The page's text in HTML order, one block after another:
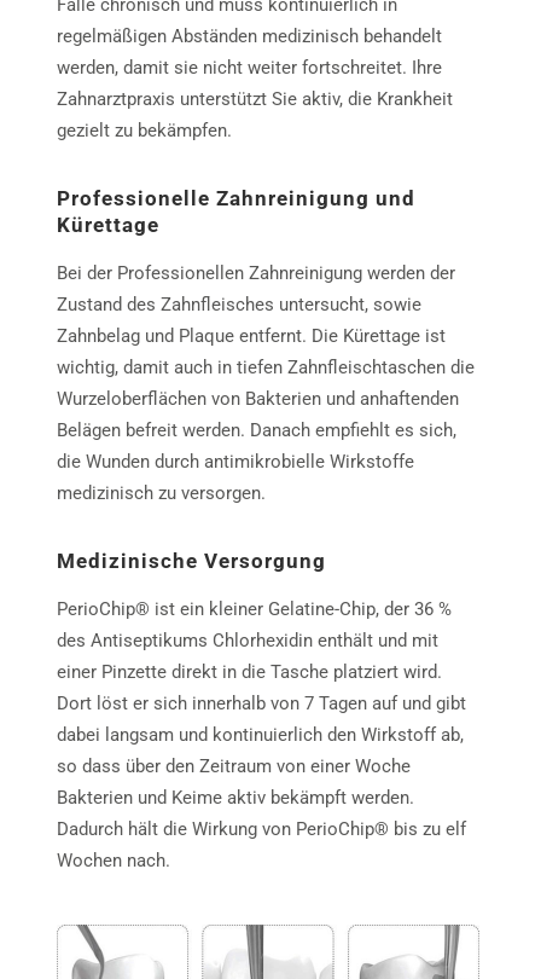
Fälle chronisch und muss kontinuierlich in
regelmäßigen Abständen medizinisch behandelt
werden, damit sie nicht weiter fortschreitet. Ihre
Zahnarztpraxis unterstützt Sie aktiv, die Krankheit
gezielt zu bekämpfen.
Professionelle Zahnreinigung und
Kürettage
Bei der Professionellen Zahnreinigung werden der
Zustand des Zahnfleisches untersucht, sowie
Zahnbelag und Plaque entfernt. Die Kürettage ist
wichtig, damit auch in tiefen Zahnfleischtaschen die
Wurzeloberflächen von Bakterien und anhaftenden
Belägen befreit werden. Danach empfiehlt es sich,
die Wunden durch antimikrobielle Wirkstoffe
medizinisch zu versorgen.
Medizinische Versorgung
PerioChip® ist ein kleiner Gelatine-Chip, der 36 %
des Antiseptikums Chlorhexidin enthält und mit
einer Pinzette direkt in die Tasche platziert wird.
Dort löst er sich innerhalb von 7 Tagen auf und gibt
dabei langsam und kontinuierlich den Wirkstoff ab,
so dass über den Zeitraum von einer Woche
Bakterien und Keime aktiv bekämpft werden.
Dadurch hält die Wirkung von PerioChip® bis zu elf
Wochen nach.